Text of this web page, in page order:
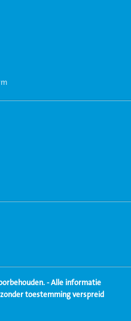
- Alle informatie
toestemming verspreid